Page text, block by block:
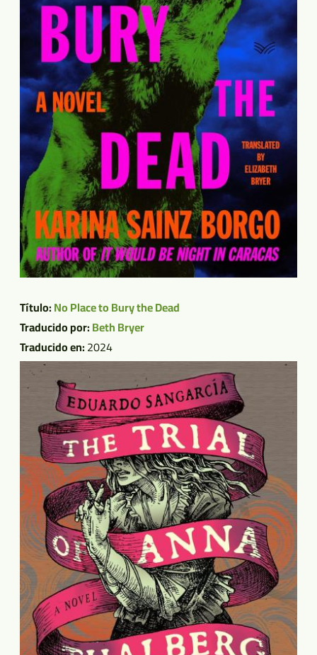
Título:No Place to Bury the Dead
Traducido por:Beth Bryer
Traducido en:2024